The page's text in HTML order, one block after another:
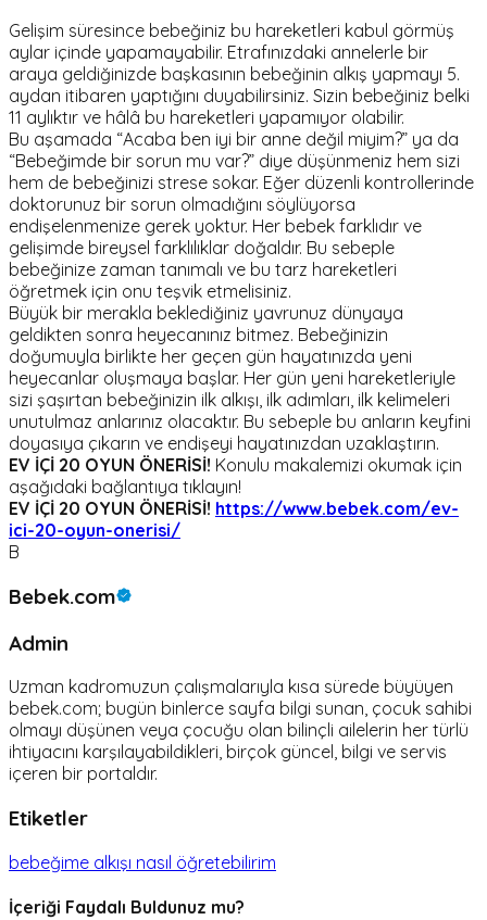
Gelişim süresince bebeğiniz bu hareketleri kabul görmüş
aylar içinde yapamayabilir. Etrafınızdaki annelerle bir
araya geldiğinizde başkasının bebeğinin alkış yapmayı 5.
aydan itibaren yaptığını duyabilirsiniz. Sizin bebeğiniz belki
11 aylıktır ve hâlâ bu hareketleri yapamıyor olabilir.
Bu aşamada “Acaba ben iyi bir anne değil miyim?” ya da
“Bebeğimde bir sorun mu var?” diye düşünmeniz hem sizi
hem de bebeğinizi strese sokar. Eğer düzenli kontrollerinde
doktorunuz bir sorun olmadığını söylüyorsa
endişelenmenize gerek yoktur. Her bebek farklıdır ve
gelişimde bireysel farklılıklar doğaldır. Bu sebeple
bebeğinize zaman tanımalı ve bu tarz hareketleri
öğretmek için onu teşvik etmelisiniz.
Büyük bir merakla beklediğiniz yavrunuz dünyaya
geldikten sonra heyecanınız bitmez. Bebeğinizin
doğumuyla birlikte her geçen gün hayatınızda yeni
heyecanlar oluşmaya başlar. Her gün yeni hareketleriyle
sizi şaşırtan bebeğinizin ilk alkışı, ilk adımları, ilk kelimeleri
unutulmaz anlarınız olacaktır. Bu sebeple bu anların keyfini
doyasıya çıkarın ve endişeyi hayatınızdan uzaklaştırın.
EV İÇİ 20 OYUN ÖNERİSİ! Konulu makalemizi okumak için
aşağıdaki bağlantıya tıklayın!
EV İÇİ 20 OYUN ÖNERİSİ! https://www.bebek.com/ev-
ici-20-oyun-onerisi/
B
Bebek.com
Admin
Uzman kadromuzun çalışmalarıyla kısa sürede büyüyen
bebek.com; bugün binlerce sayfa bilgi sunan, çocuk sahibi
olmayı düşünen veya çocuğu olan bilinçli ailelerin her türlü
ihtiyacını karşılayabildikleri, birçok güncel, bilgi ve servis
içeren bir portaldır.
Etiketler
bebeğime alkışı nasıl öğretebilirim
İçeriği Faydalı Buldunuz mu?